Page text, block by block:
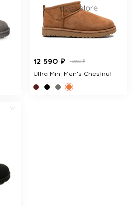
12 590 ₽ 16590 ₽
Ultra Mini Men's Chestnut